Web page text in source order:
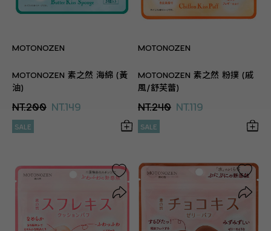
MOTONOZEN
MOTONOZEN 素之然 海綿 (黃
油)
NT.200 NT.149
SALE
MOTONOZEN
MOTONOZEN 素之然 粉撲 (戚
風/舒芙蕾)
NT.240 NT.119
SALE